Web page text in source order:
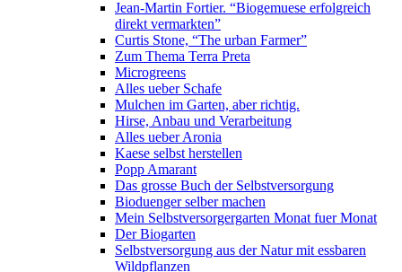
Jean-Martin Fortier. “Biogemuese erfolgreich
direkt vermarkten”
Curtis Stone, “The urban Farmer”
Zum Thema Terra Preta
Microgreens
Alles ueber Schafe
Mulchen im Garten, aber richtig.
Hirse, Anbau und Verarbeitung
Alles ueber Aronia
Kaese selbst herstellen
Popp Amarant
Das grosse Buch der Selbstversorgung
Bioduenger selber machen
Mein Selbstversorgergarten Monat fuer Monat
Der Biogarten
Selbstversorgung aus der Natur mit essbaren
Wildpflanzen